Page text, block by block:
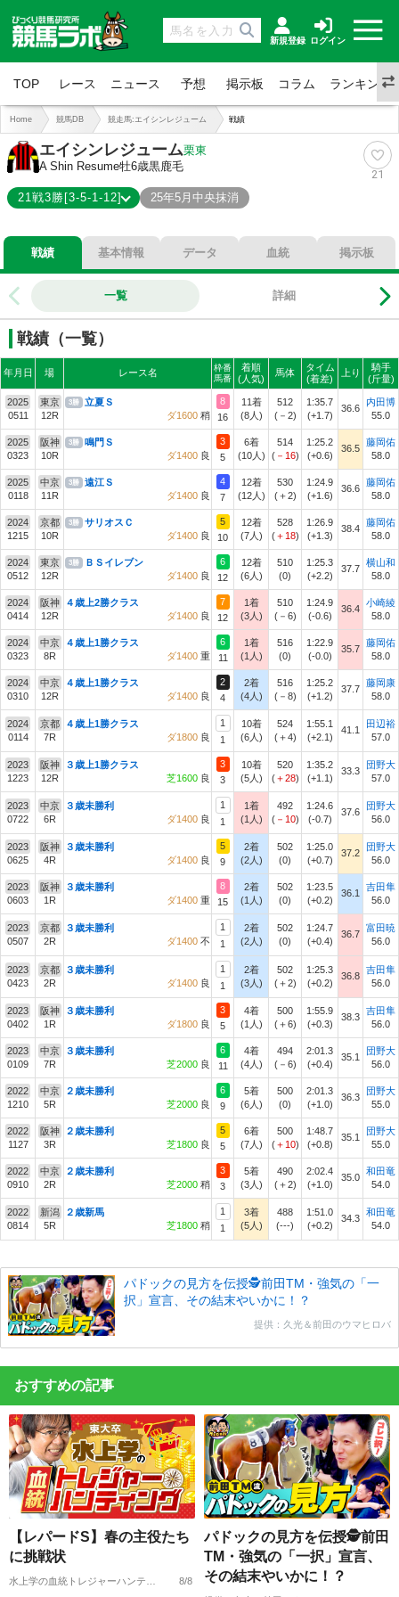
新規登録 ログイン
TOP レース ニュース 予想 掲示板 コラム ランキング
Home 競馬DB 競走馬:エイシンレジューム 戦績
エイシンレジューム栗東
A Shin Resume牡6歳黒鹿毛
21
21戦3勝[3-5-1-12]
25年5月中央抹消
総合成績 3-5-1-12
14%
38%
複勝 43%
戦績 基本情報 データ 血統 掲示板
一覧 詳細
戦績（一覧）
年月日 場 レース名
枠番
馬番
着順
(人気)
馬体
タイム
(着差)
上り
騎手
(斤量)
2025
0511
東京
12R
3勝
立夏Ｓ
ダ1600 稍
8
16
11着
(8人)
512
(－2)
1:35.7
(+1.7)
36.6
内田博
55.0
2025
0323
阪神
10R
3勝
鳴門Ｓ
ダ1400 良
3
5
6着
(10人)
514
(－16)
1:25.2
(+0.6)
36.5
藤岡佑
58.0
2025
0118
中京
11R
3勝
遠江Ｓ
ダ1400 良
4
7
12着
(12人)
530
(＋2)
1:24.9
(+1.6)
36.6
藤岡佑
58.0
2024
1215
京都
10R
3勝
サリオスＣ
ダ1400 良
5
10
12着
(7人)
528
(＋18)
1:26.9
(+1.3)
38.4
藤岡佑
58.0
2024
0512
東京
12R
3勝
ＢＳイレブン
ダ1400 良
6
12
12着
(6人)
510
(0)
1:25.3
(+2.2)
37.7
横山和
58.0
2024
0414
阪神
12R
４歳上2勝クラス
ダ1400 良
7
12
1着
(3人)
510
(－6)
1:24.9
(-0.6)
36.4
小崎綾
58.0
2024
0323
中京
8R
４歳上1勝クラス
ダ1400 重
6
11
1着
(1人)
516
(0)
1:22.9
(-0.0)
35.7
藤岡佑
58.0
2024
0310
中京
12R
４歳上1勝クラス
ダ1400 良
2
4
2着
(4人)
516
(－8)
1:25.2
(+1.2)
37.7
藤岡康
58.0
2024
0114
京都
7R
４歳上1勝クラス
ダ1800 良
1
1
10着
(6人)
524
(＋4)
1:55.1
(+2.1)
41.1
田辺裕
57.0
2023
1223
阪神
12R
３歳上1勝クラス
芝1600 良
3
3
10着
(5人)
520
(＋28)
1:35.2
(+1.1)
33.3
団野大
57.0
2023
0722
中京
6R
３歳未勝利
ダ1400 良
1
1
1着
(1人)
492
(－10)
1:24.6
(-0.7)
37.6
団野大
56.0
2023
0625
阪神
4R
３歳未勝利
ダ1400 良
5
9
2着
(2人)
502
(0)
1:25.0
(+0.7)
37.2
団野大
56.0
2023
0603
阪神
1R
３歳未勝利
ダ1400 重
8
15
2着
(1人)
502
(0)
1:23.5
(+0.2)
36.1
吉田隼
56.0
2023
0507
京都
2R
３歳未勝利
ダ1400 不
1
1
2着
(2人)
502
(0)
1:24.7
(+0.4)
36.7
富田暁
56.0
2023
0423
京都
2R
３歳未勝利
ダ1400 良
1
1
2着
(3人)
502
(＋2)
1:25.3
(+0.2)
36.8
吉田隼
56.0
2023
0402
阪神
1R
３歳未勝利
ダ1800 良
3
5
4着
(1人)
500
(＋6)
1:55.9
(+0.3)
38.3
吉田隼
56.0
2023
0109
中京
7R
３歳未勝利
芝2000 良
6
11
4着
(4人)
494
(－6)
2:01.3
(+0.4)
35.1
団野大
56.0
2022
1210
中京
5R
２歳未勝利
芝2000 良
6
9
5着
(6人)
500
(0)
2:01.3
(+1.0)
36.3
団野大
55.0
2022
1127
阪神
3R
２歳未勝利
芝1800 良
5
5
6着
(7人)
500
(＋10)
1:48.7
(+0.8)
35.1
団野大
55.0
2022
0910
中京
2R
２歳未勝利
芝2000 稍
3
3
5着
(3人)
490
(＋2)
2:02.4
(+1.0)
35.0
和田竜
54.0
2022
0814
新潟
5R
２歳新馬
芝1800 稍
1
1
3着
(5人)
488
(---)
1:51.0
(+0.2)
34.3
和田竜
54.0
パドックの見方を伝授🕵前田TM・強気の「一
択」宣言、その結末やいかに！？
提供：久光＆前田のウマヒロバ
おすすめの記事
【レパードS】春の主役たち
に挑戦状
8/8
パドックの見方を伝授🕵前田
TM・強気の「一択」宣言、
その結末やいかに！？